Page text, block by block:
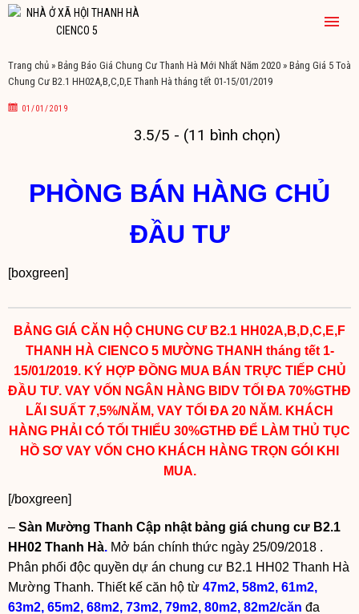
Trang chủ » Bảng Báo Giá Chung Cư Thanh Hà Mới Nhất Năm 2020 » Bảng Giá 5 Toà
Chung Cư B2.1 HH02A,B,C,D,E Thanh Hà tháng tết 01-15/01/2019
01/01/2019
3.5/5 - (11 bình chọn)
PHÒNG BÁN HÀNG CHỦ
ĐẦU TƯ
[boxgreen]
BẢNG GIÁ CĂN HỘ CHUNG CƯ B2.1 HH02A,B,D,C,E,F
THANH HÀ CIENCO 5 MƯỜNG THANH tháng tết 1-
15/01/2019. KÝ HỢP ĐỒNG MUA BÁN TRỰC TIẾP CHỦ
ĐẦU TƯ. VAY VỐN NGÂN HÀNG BIDV TỐI ĐA 70%GTHĐ
LÃI SUẤT 7,5%/NĂM, VAY TỐI ĐA 20 NĂM. KHÁCH
HÀNG PHẢI CÓ TỐI THIỂU 30%GTHĐ ĐỂ LÀM THỦ TỤC
HỒ SƠ VAY VỐN CHO KHÁCH HÀNG TRỌN GÓI KHI
MUA.
[/boxgreen]
– Sàn Mường Thanh Cập nhật bảng giá chung cư B2.1
HH02 Thanh Hà. Mở bán chính thức ngày 25/09/2018 .
Phân phối độc quyền dự án chung cư B2.1 HH02 Thanh Hà
Mường Thanh. Thiết kế căn hộ từ 47m2, 58m2, 61m2,
63m2, 65m2, 68m2, 73m2, 79m2, 80m2, 82m2/căn đa